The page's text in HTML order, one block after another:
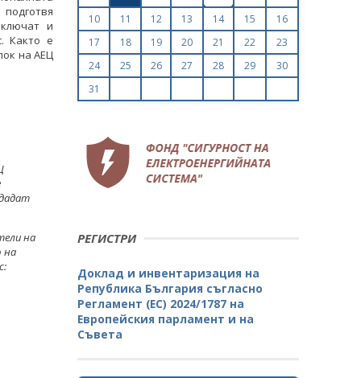
и
Както е
на АЕЦ
на
на
10
11 12 13 14 15
16
17
18 19 20 21 22
23
24
25 26 27 28 29
30
31
РЕГИСТРИ
Доклад и инвентаризация на
Република България съгласно
Регламент (ЕС) 2024/1787 на
Европейския парламент и на
Съвета